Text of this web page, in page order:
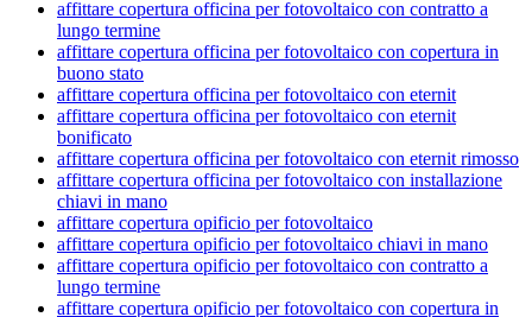
affittare copertura officina per fotovoltaico con contratto a
lungo termine
affittare copertura officina per fotovoltaico con copertura in
buono stato
affittare copertura officina per fotovoltaico con eternit
affittare copertura officina per fotovoltaico con eternit
bonificato
affittare copertura officina per fotovoltaico con eternit rimosso
affittare copertura officina per fotovoltaico con installazione
chiavi in mano
affittare copertura opificio per fotovoltaico
affittare copertura opificio per fotovoltaico chiavi in mano
affittare copertura opificio per fotovoltaico con contratto a
lungo termine
affittare copertura opificio per fotovoltaico con copertura in